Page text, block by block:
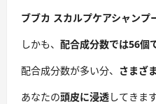
ブブカ スカルプケアシャンプ
しかも、 配合成分数では56個
配合成分数が多い分、
さまざ
あなたの頭皮に浸透してきます